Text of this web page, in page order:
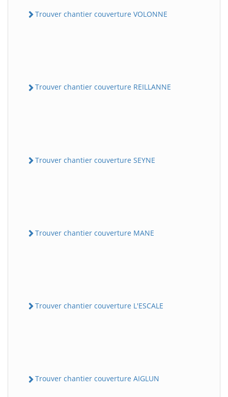
Trouver chantier couverture VOLONNE
Trouver chantier couverture REILLANNE
Trouver chantier couverture SEYNE
Trouver chantier couverture MANE
Trouver chantier couverture L'ESCALE
Trouver chantier couverture AIGLUN